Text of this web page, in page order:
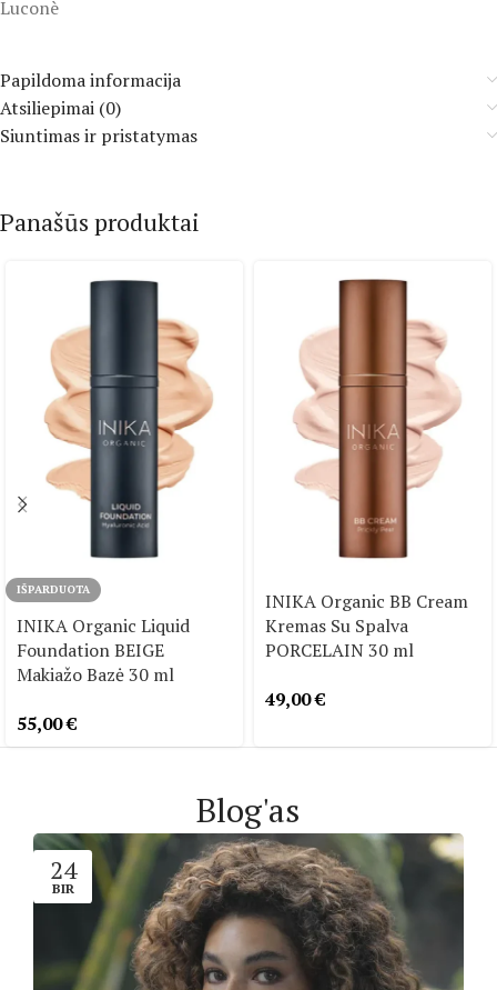
Luconè
Papildoma informacija
Atsiliepimai (0)
Siuntimas ir pristatymas
Panašūs produktai
IŠPARDUOTA
INIKA Organic Liquid
Foundation BEIGE
Makiažo Bazė 30 ml
55,00€
INIKA Organic BB Cream
Kremas Su Spalva
PORCELAIN 30 ml
49,00€
Blog'as
24
BIR